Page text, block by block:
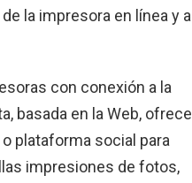
la impresora en línea y a
con conexión a la
basada en la Web, ofrece
plataforma social para
impresiones de fotos,